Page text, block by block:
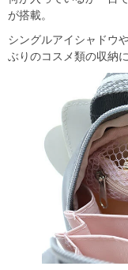
が搭載。
シングルアイシャドウ
ぶりのコスメ類の収納